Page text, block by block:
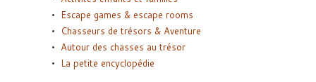
Escape games & escape rooms
Chasseurs de trésors & Aventure
Autour des chasses au trésor
La petite encyclopédie